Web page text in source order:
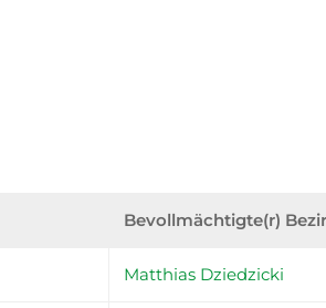
Bevollmächtigte(r)
Matthias Dziedzicki